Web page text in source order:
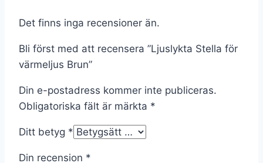
Det finns inga recensioner än.
Bli först med att recensera ”Ljuslykta Stella för
värmeljus Brun”
Din e-postadress kommer inte publiceras.
Obligatoriska fält är märkta *
Ditt betyg *
Din recension *